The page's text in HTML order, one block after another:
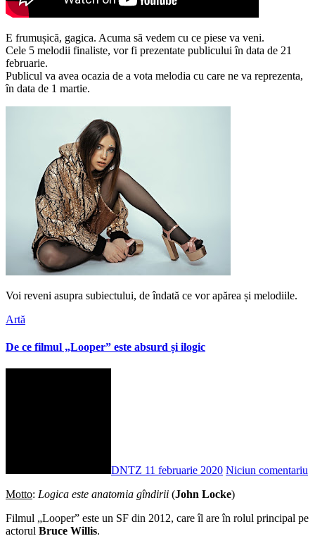
E frumușică, gagica. Acuma să vedem cu ce piese va veni.
Cele 5 melodii finaliste, vor fi prezentate publicului în data de 21
februarie.
Publicul va avea ocazia de a vota melodia cu care ne va reprezenta,
în data de 1 martie.
Voi reveni asupra subiectului, de îndată ce vor apărea și melodiile.
Artă
De ce filmul „Looper” este absurd și ilogic
DNTZ 11 februarie 2020 Niciun comentariu
Motto: Logica este anatomia gîndirii (John Locke)
Filmul „Looper” este un SF din 2012, care îl are în rolul principal pe
actorul Bruce Willis.